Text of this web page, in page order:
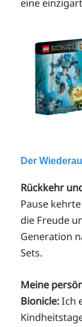
eine
Der
Rückkehr
Pause
die Freude
Generation
Sets.
Meine
Bionicle:Ich